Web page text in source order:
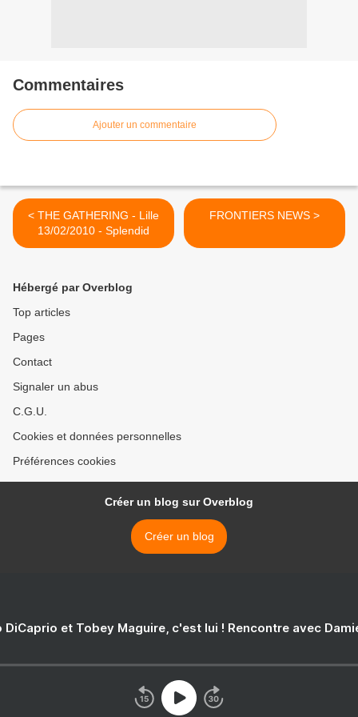
Commentaires
Ajouter un commentaire
< THE GATHERING - Lille
13/02/2010 - Splendid
FRONTIERS NEWS >
Hébergé par Overblog
Top articles
Pages
Contact
Signaler un abus
C.G.U.
Cookies et données personnelles
Préférences cookies
Créer un blog sur Overblog
Créer un blog
DiCaprio et Tobey Maguire, c'est lui ! Rencontre avec